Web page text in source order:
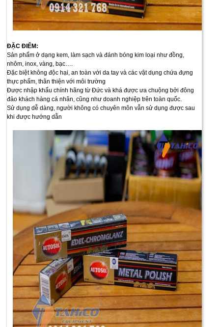
ĐẶC ĐIỂM:
Sản phẩm ở dạng kem, làm sạch và đánh bóng kim loại như đồng,
nhôm, inox, vàng, bạc….
Đặc biệt không độc hại, an toàn với da tay và các vật dụng chứa đựng
thực phẩm, thân thiện với môi trường
Được nhập khẩu chính hãng từ Đức và khá được ưa chuộng bởi đông
đảo khách hàng cá nhân, cũng như doanh nghiệp trên toàn quốc.
Sử dụng dễ dàng, người không có chuyên môn vẫn sử dụng được sau
khi được hướng dẫn